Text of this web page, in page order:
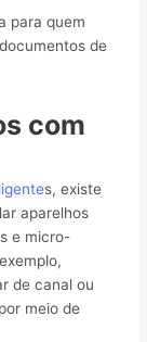
para quem
de
com
s, existe
aparelhos
e micro-
de canal ou
meio de